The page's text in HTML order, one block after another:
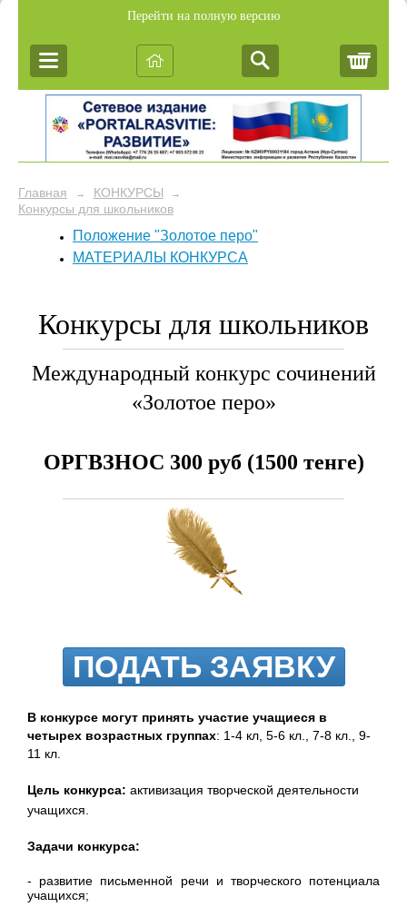
Перейти на полную версию
Главная → КОНКУРСЫ →
Конкурсы для школьников
Положение "Золотое перо"
МАТЕРИАЛЫ КОНКУРСА
Конкурсы для школьников
Международный конкурс сочинений
«Золотое перо»
ОРГВЗНОС 300 руб (1500 тенге)
ПОДАТЬ ЗАЯВКУ
В конкурсе могут принять участие учащиеся в
четырех возрастных группах: 1-4 кл, 5-6 кл., 7-8 кл., 9-
11 кл.
Цель конкурса: активизация творческой деятельности
учащихся.
Задачи конкурса:
- развитие письменной речи и творческого потенциала
учащихся;